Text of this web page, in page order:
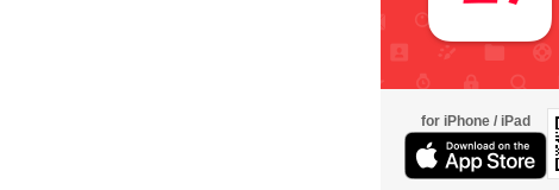
for iPhone / iPad